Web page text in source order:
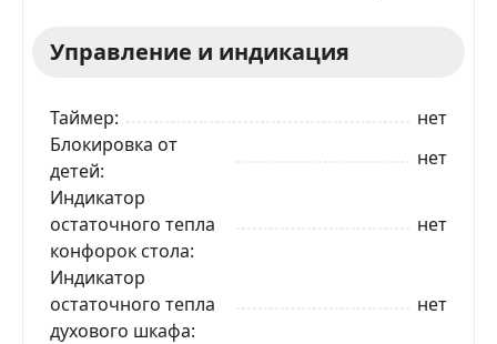
Управление и индикация
Таймер
нет
Блокировка от
детей
нет
Индикатор
остаточного тепла
конфорок стола
нет
Индикатор
остаточного тепла
духового шкафа
нет